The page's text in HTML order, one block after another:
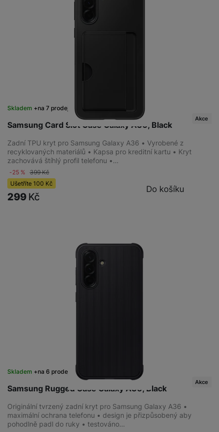
Samsung Card Slot Case Galaxy A36, Black
Skladem na 7 prodejnách
Akce
Zadní TPU kryt pro Samsung Galaxy A36 • Vyrobené z
recyklovaných materiálů • Kapsa pro kreditní kartu • Kryt
zachovává štíhlý profil telefonu •…
-25 % 399Kč
Ušetříte 100 Kč
299 Kč
Do košíku
Samsung Rugged Case Galaxy A36, Black
Skladem na 6 prodejnách
Akce
Originální tvrzený zadní kryt pro Samsung Galaxy A36 •
maximální ochrana telefonu • design je přizpůsobený aby
pohodlně padl do ruky • testováno…